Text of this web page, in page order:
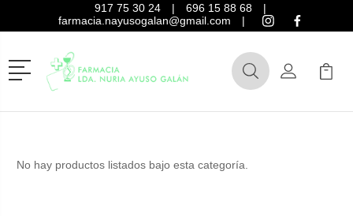
917 75 30 24 | 696 15 88 68
|
farmacia.nayusogalan@gmail.com
|
Menú
BuscarMi Cuenta
Mi
No hay productos listados bajo esta categoría.